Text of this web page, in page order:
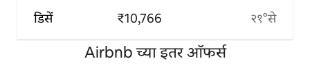
डिसें ₹10,766 २१°से
Airbnb च्या इतर ऑफर्स